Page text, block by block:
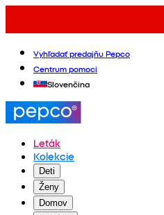
Vyhľadať predajňu Pepco
Centrum pomoci
Slovenčina
Leták
Kolekcie
Deti
Ženy
Domov